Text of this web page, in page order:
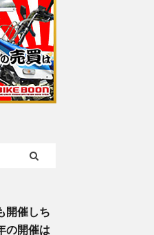
開催しち
の開催は